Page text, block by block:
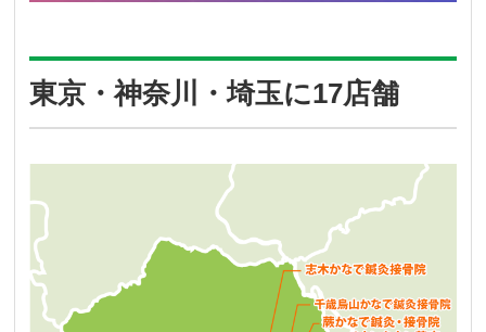
東京・神奈川・埼玉に17店舗